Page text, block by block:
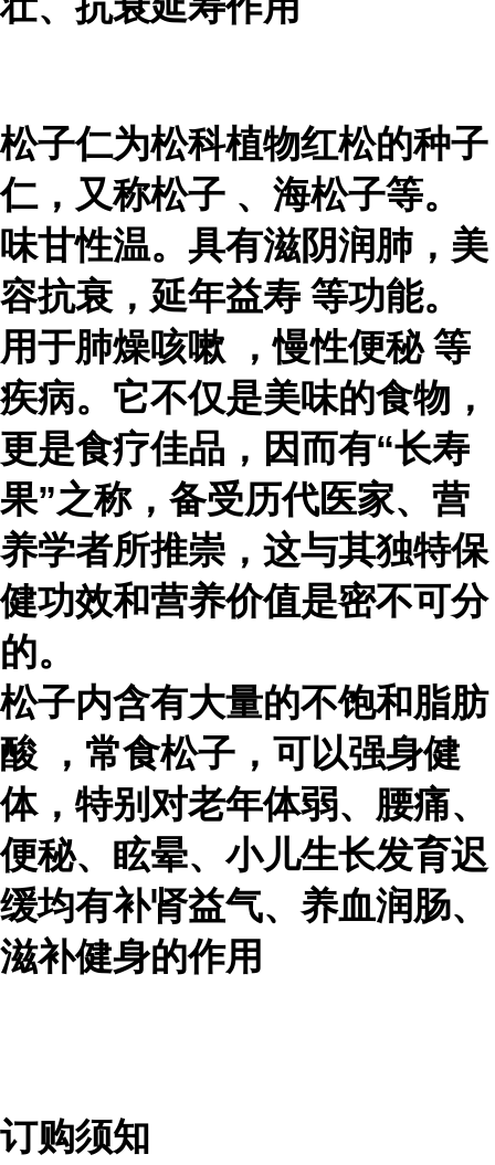
松子仁为松科植物红松的种子
仁，又称松子 、海松子等。
味甘性温。具有滋阴润肺，美
容抗衰， 延年益寿 等功能。
用于肺燥咳嗽 ，慢性便秘 等
疾病。它不仅是美味的食物，
更是食疗佳品，因而有“长寿
果”之称，备受历代医家、营
养学者所推崇，这与其独特保
健功效和营养价值是密不可分
的。
松子内含有大量的不饱和脂肪
酸
，常食松子，可以强身健
体，特别对老年体弱、腰痛、
便秘、眩晕、小儿生长发育迟
缓均有补肾益气、养血润肠、
滋补健身的作用
订购须知